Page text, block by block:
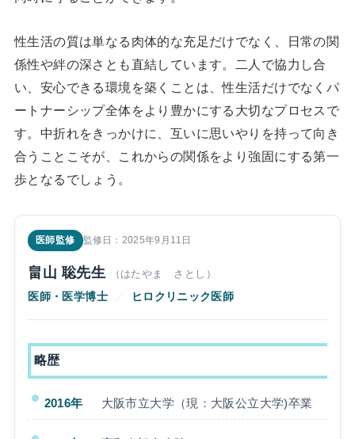
性生活の質は単なる肉体的な充足だけでなく、日常の関
係性や絆の深さとも直結しています。二人で協力し合
い、安心できる環境を築くことは、性生活だけでなくパ
ートナーシップ全体をより豊かにする大切なプロセスで
す。中折れをきっかけに、互いに思いやりを持って向き
合うことこそが、これからの関係をより強固にする第一
歩となるでしょう。
医師監修 監修日：2025年9月11日
畠山 聡先生 （はたやま さとし）
医師・医学博士 ／ ヒロクリニック医師
略歴
2016年 大阪市立大学（現：大阪公立大学)卒業